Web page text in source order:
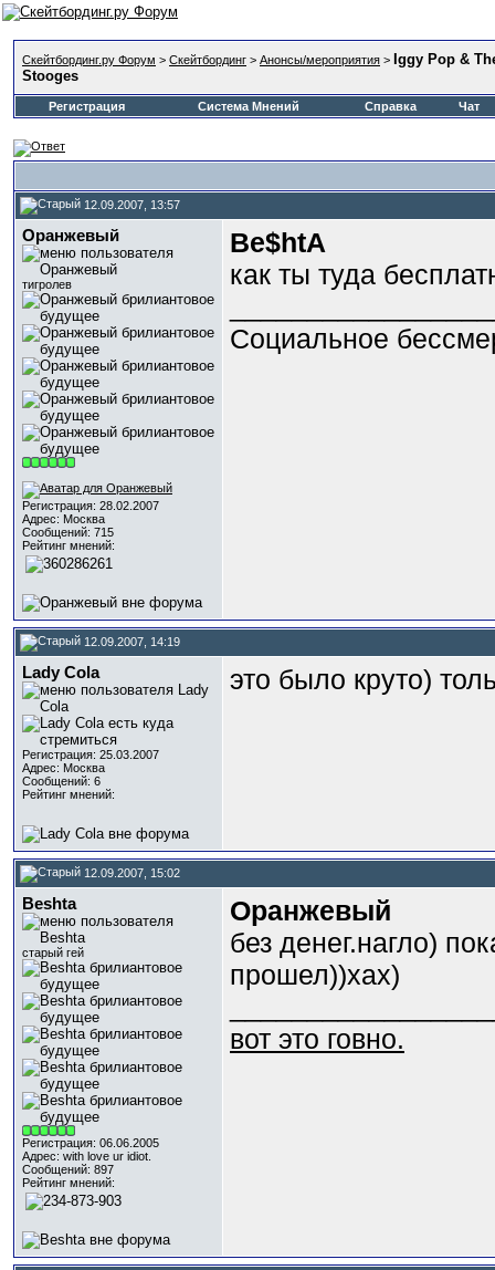
Скейтбординг.ру Форум > Скейтбординг > Анонсы/мероприятия > Iggy Pop &
Stooges
Регистрация Система Мнений Справка Чат
12.09.2007, 13:57
Оранжевый
тигролев
Регистрация: 28.02.2007
Адрес: Москва
Сообщений: 715
Рейтинг мнений:
Be$htA
как ты туда
Социальное
12.09.2007, 14:19
Lady Cola
Регистрация: 25.03.2007
Адрес: Москва
Сообщений: 6
Рейтинг мнений:
это было круто)
12.09.2007, 15:02
Beshta
старый гей
Регистрация: 06.06.2005
Адрес: with love ur idiot.
Сообщений: 897
Рейтинг мнений:
Оранжевый
без денег.нагло)
прошел))хах)
вот это говно.